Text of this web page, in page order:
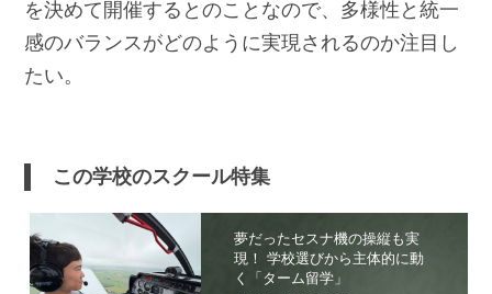
を決めて開催するとのことなので、多様性と統一
感のバランスがどのように実現されるのか注目し
たい。
この学校のスクール特集
夢だったセスナ機の操縦も実
現！ 学校選びから主体的に動
く「ターム留学」